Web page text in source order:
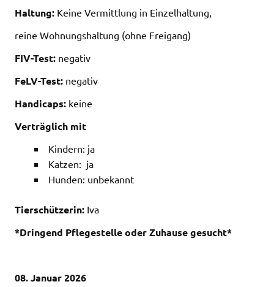
Haltung: Keine Vermittlung in Einzelhaltung,
reine Wohnungshaltung (ohne Freigang)
FIV-Test: negativ
FeLV-Test: negativ
Handicaps: keine
Verträglich mit
Kindern: ja
Katzen: ja
Hunden: unbekannt
Tierschützerin: Iva
*Dringend Pflegestelle oder Zuhause gesucht*
08. Januar 2026